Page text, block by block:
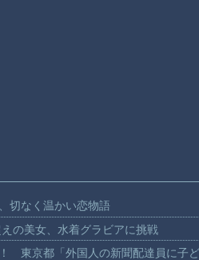
切なく温かい恋物語
の美女、水着グラビアに挑戦
東京都「外国人の新聞配達員に子